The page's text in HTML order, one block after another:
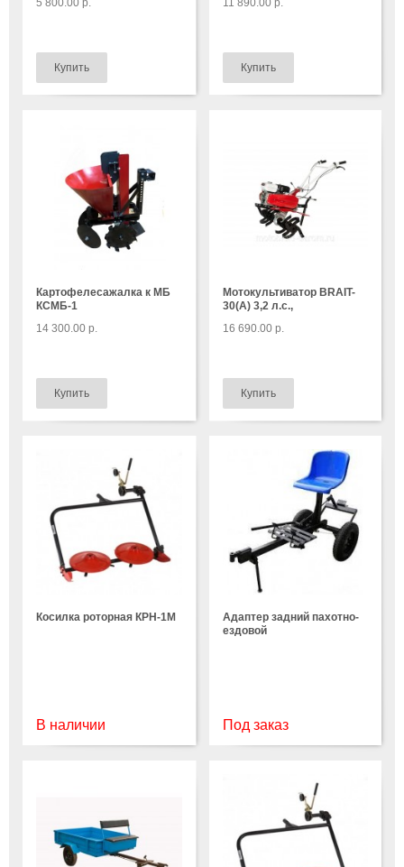
5 800.00 р. 11 890.00 р.
Картофелесажалка к МБ
КСМБ-1
14 300.00 р.
Мотокультиватор BRAIT-
30(А) 3,2 л.с.,
16 690.00 р.
Косилка роторная КРН-1М
В наличии
Адаптер задний пахотно-
ездовой
Под заказ